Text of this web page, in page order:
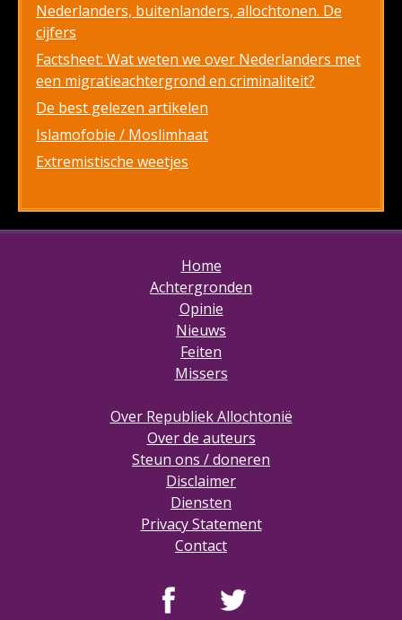
Nederlanders, buitenlanders, allochtonen. De
cijfers
Factsheet: Wat weten we over Nederlanders met
een migratieachtergrond en criminaliteit?
De best gelezen artikelen
Islamofobie / Moslimhaat
Extremistische weetjes
Home
Achtergronden
Opinie
Nieuws
Feiten
Missers
Over Republiek Allochtonië
Over de auteurs
Steun ons / doneren
Disclaimer
Diensten
Privacy Statement
Contact